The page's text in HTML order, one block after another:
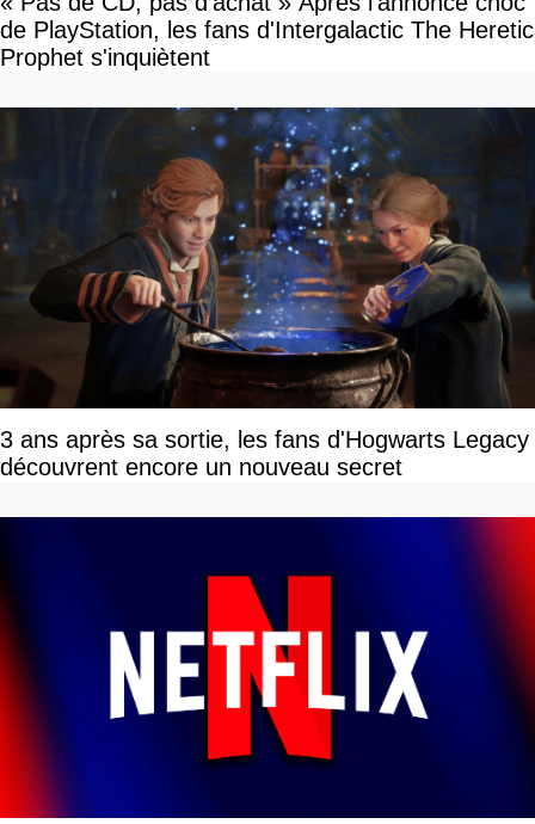
de PlayStation, les fans d'Intergalactic The Heretic
Prophet s'inquiètent
3 ans après sa sortie, les fans d'Hogwarts Legacy
découvrent encore un nouveau secret